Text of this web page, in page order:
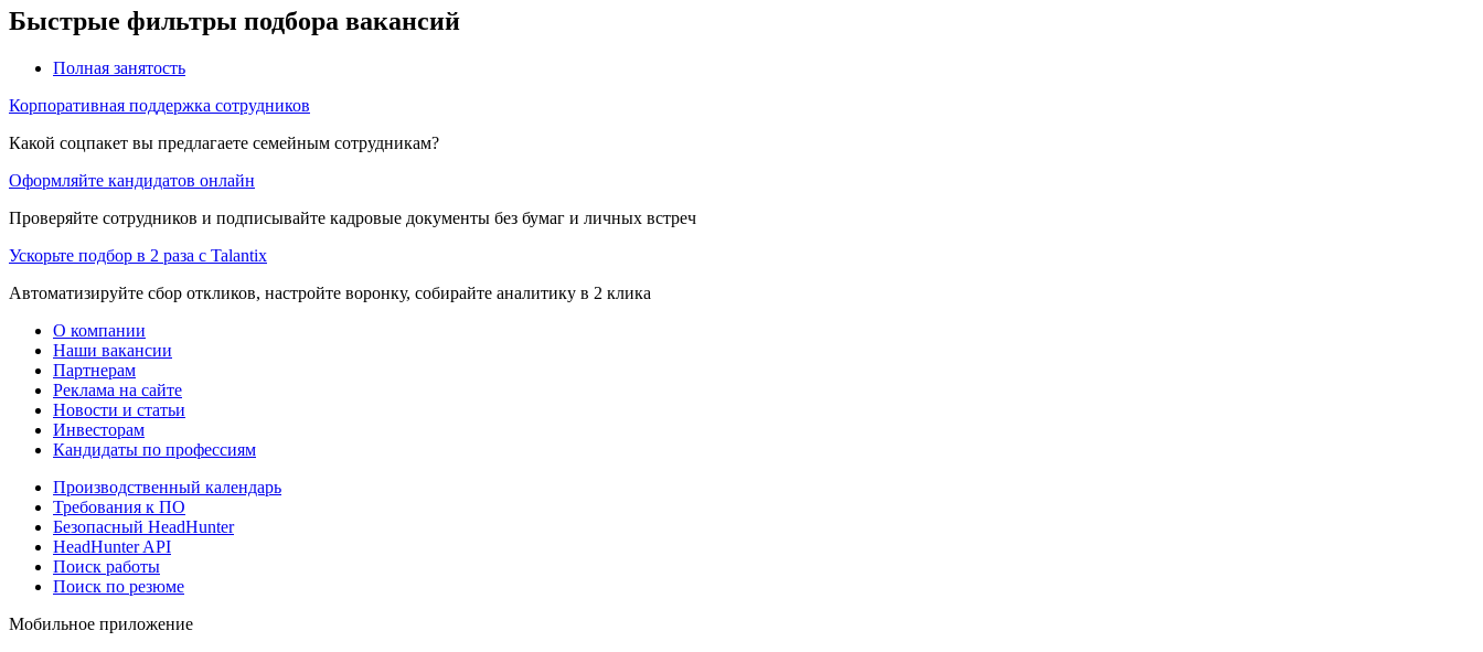
Быстрые фильтры подбора вакансий
Полная занятость
Корпоративная поддержка сотрудников
Какой соцпакет вы предлагаете семейным сотрудникам?
Оформляйте кандидатов онлайн
Проверяйте сотрудников и подписывайте кадровые документы без бумаг и личных встреч
Ускорьте подбор в 2 раза с Talantix
Автоматизируйте сбор откликов, настройте воронку, собирайте аналитику в 2 клика
О компании
Наши вакансии
Партнерам
Реклама на сайте
Новости и статьи
Инвесторам
Кандидаты по профессиям
Производственный календарь
Требования к ПО
Безопасный HeadHunter
HeadHunter API
Поиск работы
Поиск по резюме
Мобильное приложение